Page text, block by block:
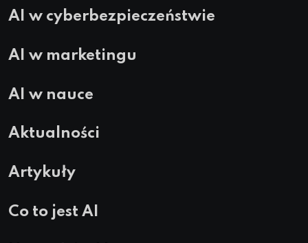
AI w cyberbezpieczeństwie
AI w marketingu
AI w nauce
Aktualności
Artykuły
Co to jest AI